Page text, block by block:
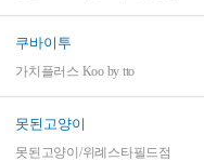
쿠바이투
가치플러스 Koo by tto
못된고양이
못된고양이/위례스타필드점